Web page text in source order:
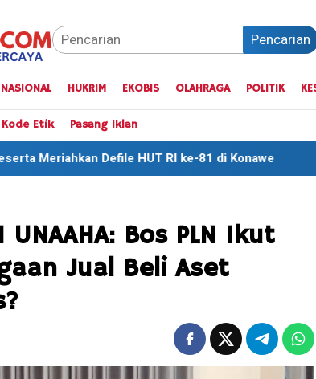
Pencarian
NASIONAL HUKRIM EKOBIS OLAHRAGA POLITIK
Kode Etik Pasang Iklan
RI ke-81 di Konawe Tiga Finisher Terbaik
UNAAHA: Bos PLN Ikut
Jual Beli Aset